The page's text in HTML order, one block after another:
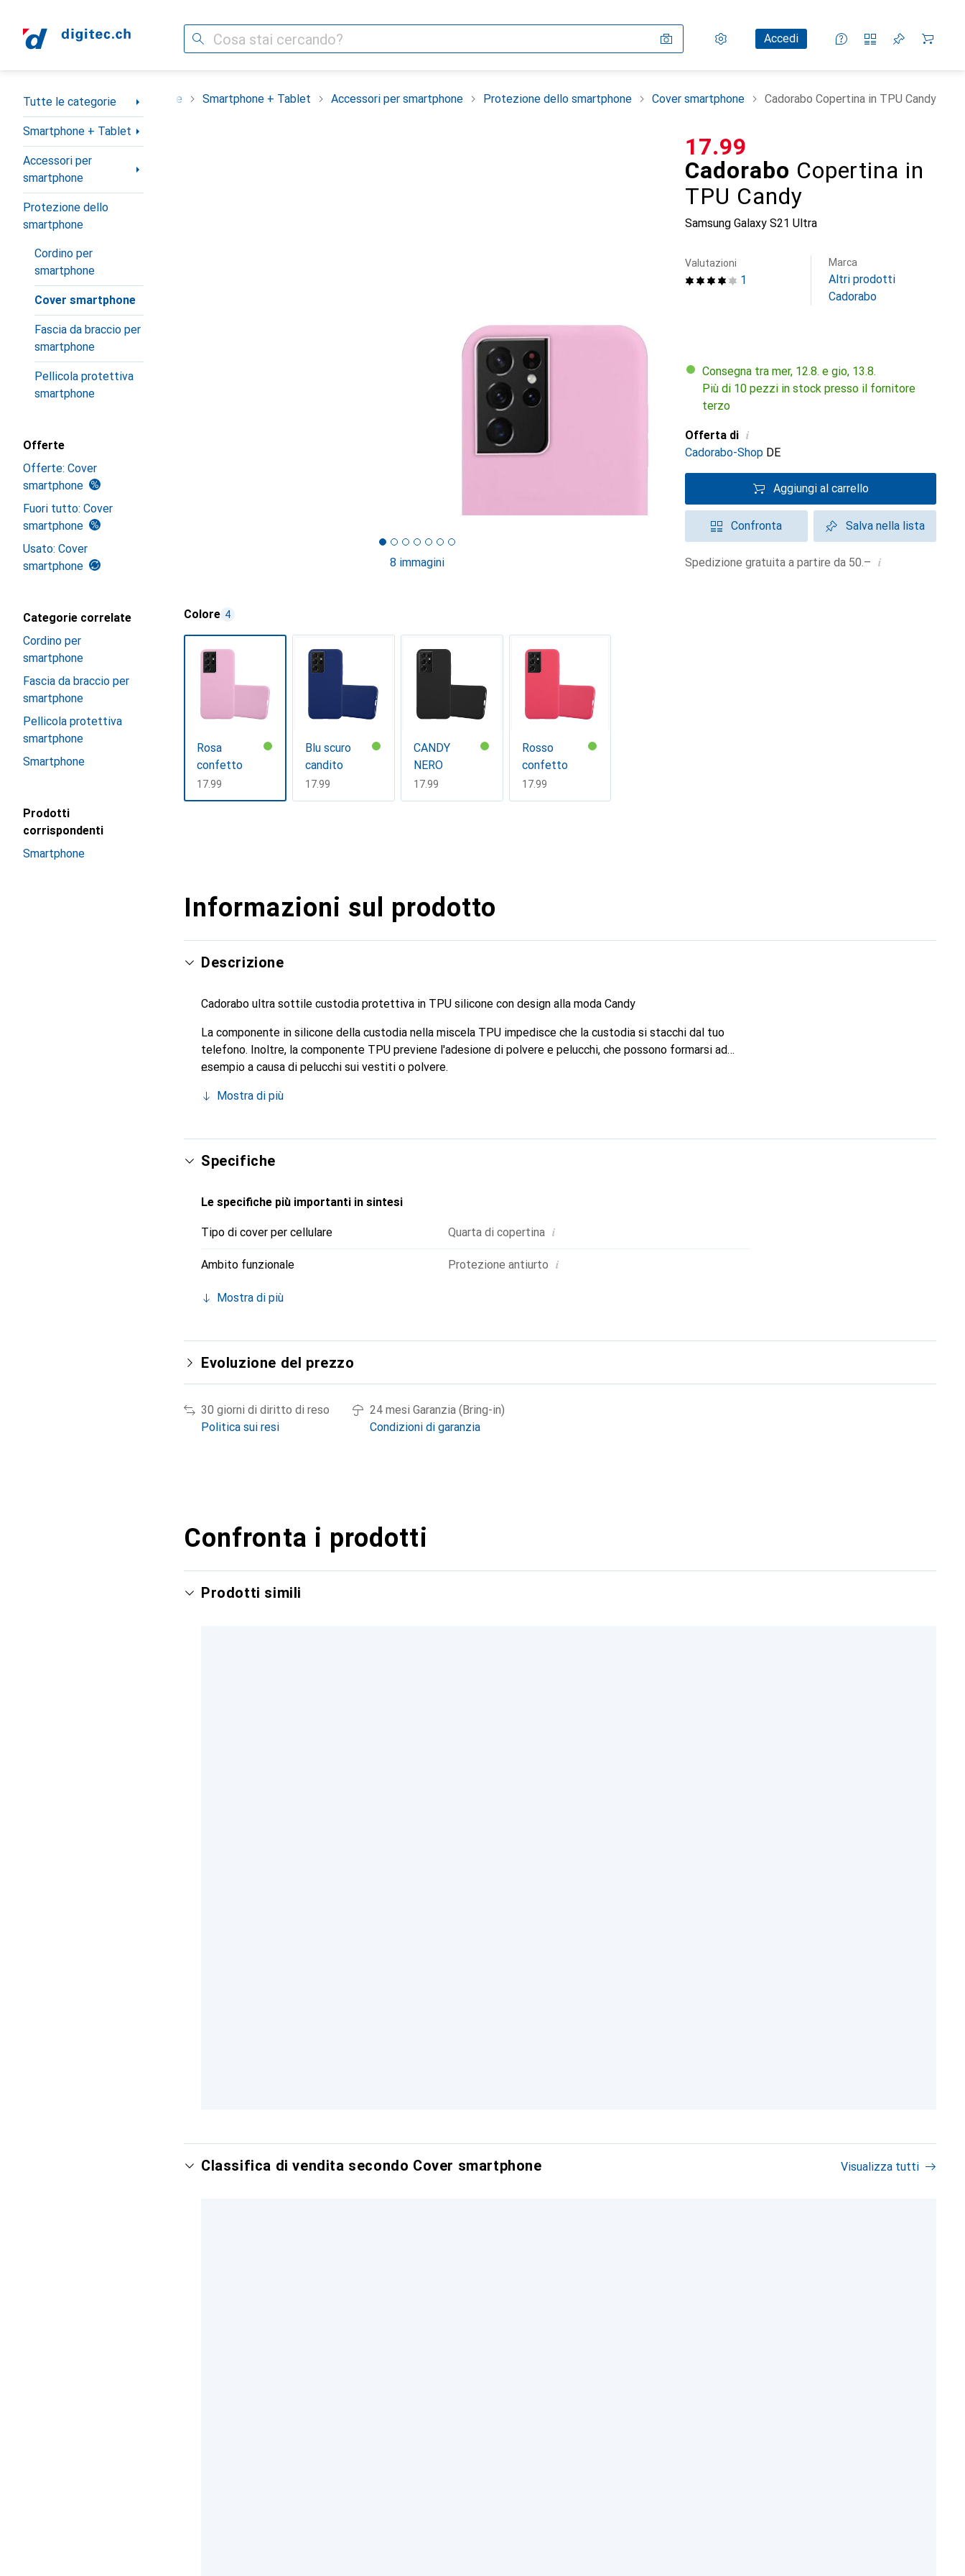
Cerca Impostazioni
Conto clienteAccedi
Liste di confronto
Liste dei desideri
Carrello
Categoria Navigazione
Tutte le categorie
Smartphone + Tablet
Accessori per
smartphone
Protezione dello
smartphone
Cordino per
smartphone
Cover smartphone
Fascia da braccio per
smartphone
Pellicola protettiva
smartphone
Offerte
Offerte: Cover
smartphone
Fuori tutto: Cover
smartphone
Usato: Cover
smartphone
Categorie correlate
Cordino per
smartphone
Fascia da braccio per
smartphone
Pellicola protettiva
smartphone
Smartphone
Prodotti
corrispondenti
Smartphone
Tutte le categorie Smartphone + Tablet Accessori per smartphone Protezione dello smartphone Cover smartphone Cadorabo Copertina in TPU Candy
8 immagini
Cadorabo Copertina in
TPU Candy
Samsung Galaxy S21 Ultra
CHF
17.99
1
Valutazioni Marca
Altri prodotti
Cadorabo
Consegna tra mer, 12.8. e gio, 13.8.
Più di 10 pezzi in stock presso il fornitore
terzo
Offerta di i
Cadorabo-Shop DE
Aggiungi al carrello
Confronta Salva nella lista
Spedizione gratuita a partire da 50.– i
Colore 4
Rosa
confetto
CHF
17.99
Blu scuro
candito
CHF
17.99
CANDY
NERO
CHF
17.99
Rosso
confetto
CHF
17.99
Informazioni sul prodotto
Descrizione
Cadorabo ultra sottile custodia protettiva in TPU silicone con design alla moda Candy
La componente in silicone della custodia nella miscela TPU impedisce che la custodia si stacchi dal tuo
telefono. Inoltre, la componente TPU previene l'adesione di polvere e pelucchi, che possono formarsi ad
esempio a causa di pelucchi sui vestiti o polvere.
Mostra di più
Specifiche
Le specifiche più importanti in sintesi
Tipo di cover per cellulare Quarta di copertina i
Ambito funzionale Protezione antiurto i
Mostra di più
Evoluzione del prezzo
30 giorni di diritto di reso
Politica sui resi
24 mesi Garanzia (Bring-in)
Condizioni di garanzia
Confronta i prodotti
Prodotti simili
Classifica di vendita secondo Cover smartphone Visualizza tutti